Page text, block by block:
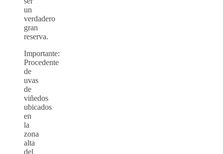
un
verdadero
gran
reserva.
Importante:
Procedente
de
uvas
de
viñedos
ubicados
en
la
zona
alta
del